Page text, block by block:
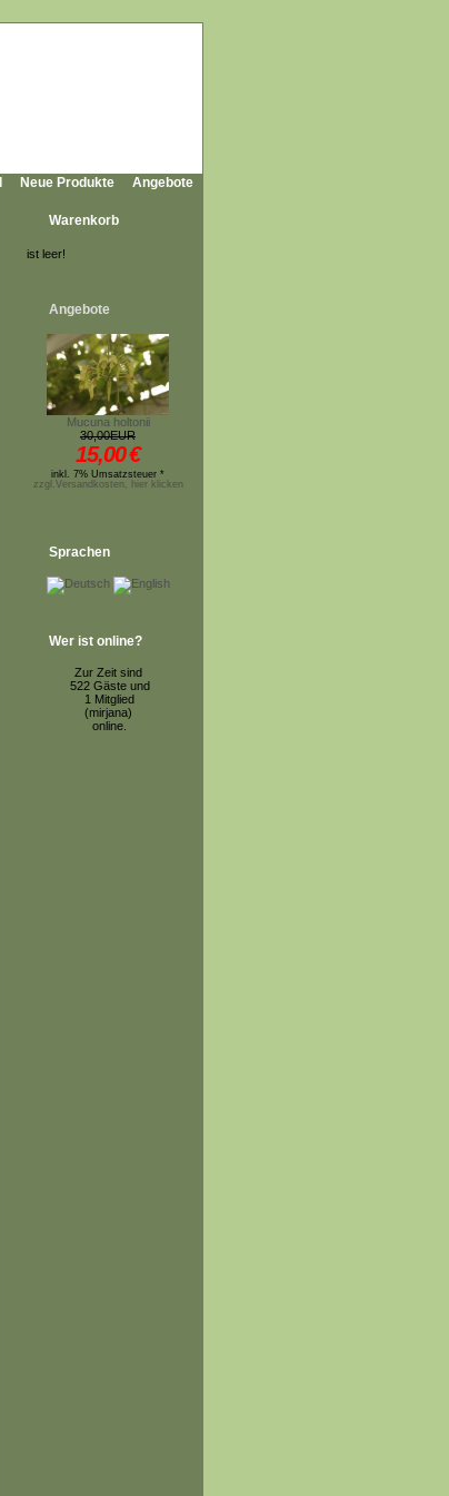
Neue Produkte Angebote
Warenkorb
ist leer!
Angebote
Mucuna holtonii
30,00EUR
15,00€
inkl. 7% Umsatzsteuer *
zzgl.Versandkosten, hier klicken
Sprachen
Wer ist online?
Zur Zeit sind
522 Gäste und
1 Mitglied
(mirjana)
online.